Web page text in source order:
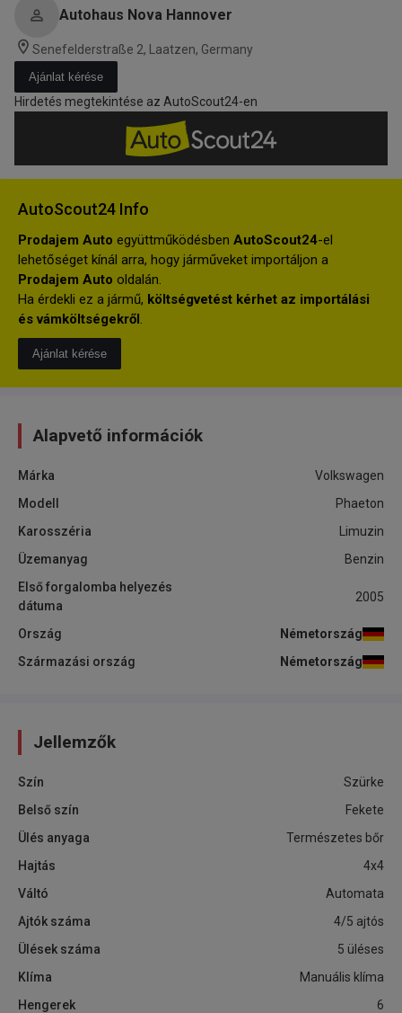
Autohaus Nova Hannover
Senefelderstraße 2, Laatzen, Germany
Ajánlat kérése
Hirdetés megtekintése az AutoScout24-en
AutoScout24 Info
Prodajem Auto együttműködésben AutoScout24-el
lehetőséget kínál arra, hogy járműveket importáljon a
Prodajem Auto oldalán.
Ha érdekli ez a jármű, költségvetést kérhet az importálási
és vámköltségekről.
Ajánlat kérése
Alapvető információk
Márka
Volkswagen
Modell
Phaeton
Karosszéria
Limuzin
Üzemanyag
Benzin
Első forgalomba helyezés
dátuma
2005
Ország
Németország
Származási ország
Németország
Jellemzők
Szín
Szürke
Belső szín
Fekete
Ülés anyaga
Természetes bőr
Hajtás
4x4
Váltó
Automata
Ajtók száma
4/5 ajtós
Ülések száma
5 üléses
Klíma
Manuális klíma
Hengerek
6